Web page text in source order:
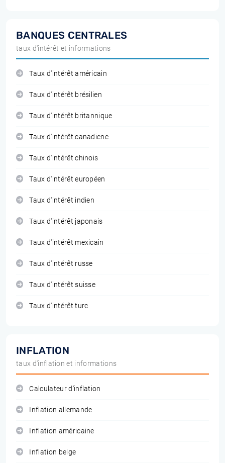
BANQUES CENTRALES
taux d'intérêt et informations
Taux d'intérêt américain
Taux d'intérêt brésilien
Taux d'intérêt britannique
Taux d'intérêt canadiene
Taux d'intérêt chinois
Taux d'intérêt européen
Taux d'intérêt indien
Taux d'intérêt japonais
Taux d'intérêt mexicain
Taux d'intérêt russe
Taux d'intérêt suisse
Taux d'intérêt turc
INFLATION
taux d'inflation et informations
Calculateur d'inflation
Inflation allemande
Inflation américaine
Inflation belge